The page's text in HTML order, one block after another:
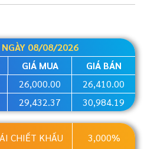
NGÀY 08/08/2026
GIÁ MUA
GIÁ BÁN
26,000.00
26,410.00
29,432.37 30,984.19
CHIẾT KHẤU 3,000%